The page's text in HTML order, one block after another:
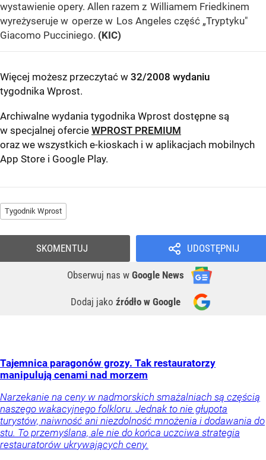
wystawienie opery. Allen razem z Williamem Friedkinem
wyreżyseruje w operze w Los Angeles część „Tryptyku"
Giacomo Pucciniego. (KIC)
Więcej możesz przeczytać w 32/2008 wydaniu
tygodnika Wprost.
Archiwalne wydania tygodnika Wprost dostępne są
w specjalnej ofercie WPROST PREMIUM
oraz we wszystkich e-kioskach i w aplikacjach mobilnych
App Store i Google Play.
Tygodnik Wprost
UDOSTĘPNIJ
Obserwuj nas w Google News
Dodaj jako źródło w Google
SKOMENTUJ
Tajemnica paragonów grozy. Tak restauratorzy
manipulują cenami nad morzem
Narzekanie na ceny w nadmorskich smażalniach są częścią
naszego wakacyjnego folkloru. Jednak to nie głupota
turystów, naiwność ani niezdolność mnożenia i dodawania do
stu. To przemyślana, ale nie do końca uczciwa strategia
restauratorów ukrywających ceny.